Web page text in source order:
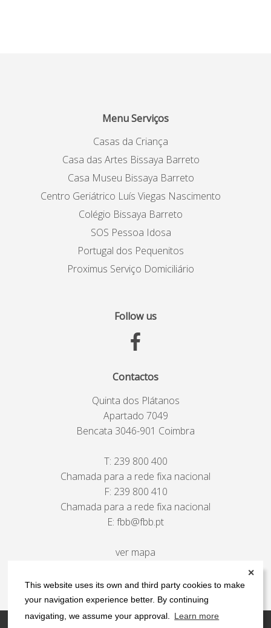
This website uses its own and third party cookies to make
your navigation experience better. By continuing
navigating, we assume your approval.
Learn more
✕
Menu Serviços
Casas da Criança
Casa das Artes Bissaya Barreto
Casa Museu Bissaya Barreto
Centro Geriátrico Luís Viegas Nascimento
Colégio Bissaya Barreto
SOS Pessoa Idosa
Portugal dos Pequenitos
Proximus Serviço Domiciliário
Follow us
Contactos
Quinta dos Plátanos
Apartado 7049
Bencata 3046-901 Coimbra
T: 239 800 400
Chamada para a rede fixa nacional
F: 239 800 410
Chamada para a rede fixa nacional
E: fbb@fbb.pt
ver mapa